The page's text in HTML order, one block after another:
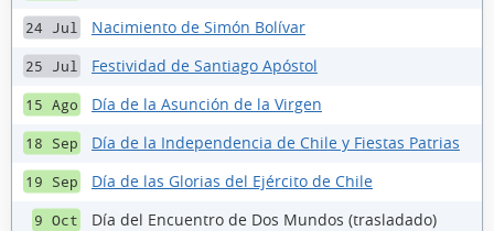
24 Jul Nacimiento de Simón Bolívar
25 Jul Festividad de Santiago Apóstol
15 Ago Día de la Asunción de la Virgen
18 Sep Día de la Independencia de Chile y Fiestas Patrias
19 Sep Día de las Glorias del Ejército de Chile
9 Oct Día del Encuentro de Dos Mundos (trasladado)